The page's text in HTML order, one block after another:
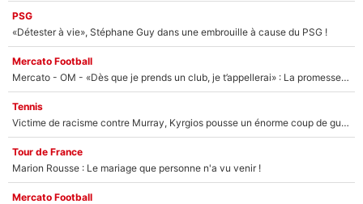
PSG
«Détester à vie», Stéphane Guy dans une embrouille à cause du PSG !
Mercato Football
Mercato - OM - «Dès que je prends un club, je t’appellerai» : La promesse de Marcelino au moment de claquer la porte
Tennis
Victime de racisme contre Murray, Kyrgios pousse un énorme coup de gueule !
Tour de France
Marion Rousse : Le mariage que personne n'a vu venir !
Mercato Football